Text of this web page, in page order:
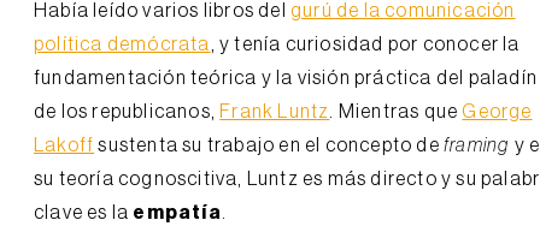
Había leído varios libros del gurú de la comunicación
política demócrata, y tenía curiosidad por conocer la
fundamentación teórica y la visión práctica del paladín
de los republicanos, Frank Luntz. Mientras que George
Lakoff sustenta su trabajo en el concepto deframing y
su teoría cognoscitiva, Luntz es más directo y su
clave es la empatía.